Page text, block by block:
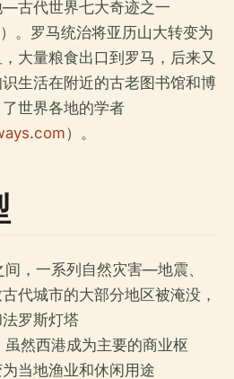
古代世界七大奇迹之一
）。罗马统治将亚历山大转变为
大量粮食出口到罗马，后来又
生活在附近的古老图书馆和博
世界各地的学者
）。
，一系列自然灾害—地震、
代城市的大部分地区被淹没，
罗斯灯塔
虽然西港成为主要的商业枢
当地渔业和休闲用途